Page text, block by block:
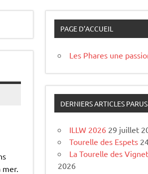
PAGE D’ACCUEIL
Les Phares une
DERNIERS ARTICLES PARUS
ILLW 2026 29 juillet
Tourelle des Espets
La Tourelle des
2026